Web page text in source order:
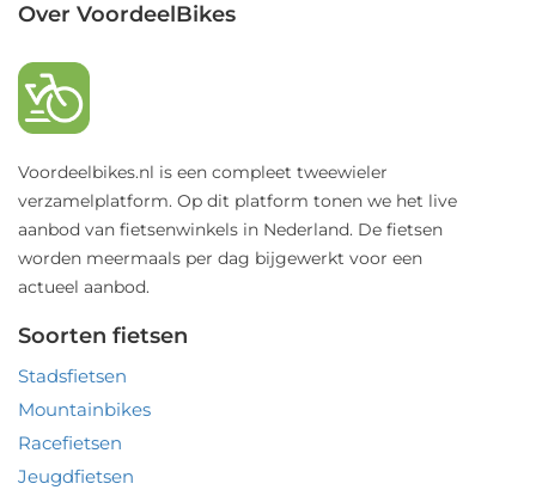
Over VoordeelBikes
Voordeelbikes.nl is een compleet tweewieler
verzamelplatform. Op dit platform tonen we het live
aanbod van fietsenwinkels in Nederland. De fietsen
worden meermaals per dag bijgewerkt voor een
actueel aanbod.
Soorten fietsen
Stadsfietsen
Mountainbikes
Racefietsen
Jeugdfietsen